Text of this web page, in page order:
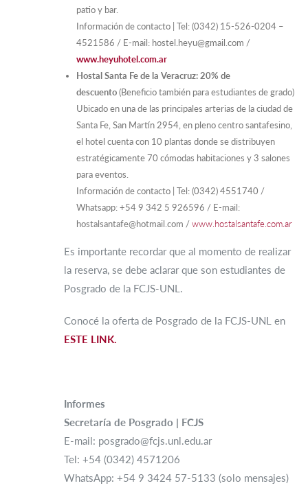
patio y bar.
Información de contacto | Tel: (0342) 15-526-0204 –
4521586 / E-mail: hostel.heyu@gmail.com /
www.heyuhotel.com.ar
Hostal Santa Fe de la Veracruz: 20% de
descuento(Beneficio también para estudiantes de grado)
Ubicado en una de las principales arterias de la ciudad de
Santa Fe, San Martín 2954, en pleno centro santafesino,
el hotel cuenta con 10 plantas donde se distribuyen
estratégicamente 70 cómodas habitaciones y 3 salones
para eventos.
Información de contacto | Tel: (0342) 4551740 /
Whatsapp: +54 9 342 5 926596 / E-mail:
hostalsantafe@hotmail.com /www.hostalsantafe.com.ar
Es importante recordar que al momento de realizar
la reserva, se debe aclarar que son estudiantes de
Posgrado de la FCJS-UNL.
Conocé la oferta de Posgrado de la FCJS-UNL en
ESTE LINK.
Informes
Secretaría de Posgrado | FCJS
E-mail: posgrado@fcjs.unl.edu.ar
Tel: +54 (0342) 4571206
WhatsApp: +54 9 3424 57-5133 (solo mensajes)